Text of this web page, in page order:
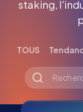
staking,
TOUS